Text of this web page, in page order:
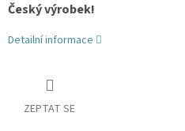
Český výrobek!
Detailní informace
ZEPTAT SE